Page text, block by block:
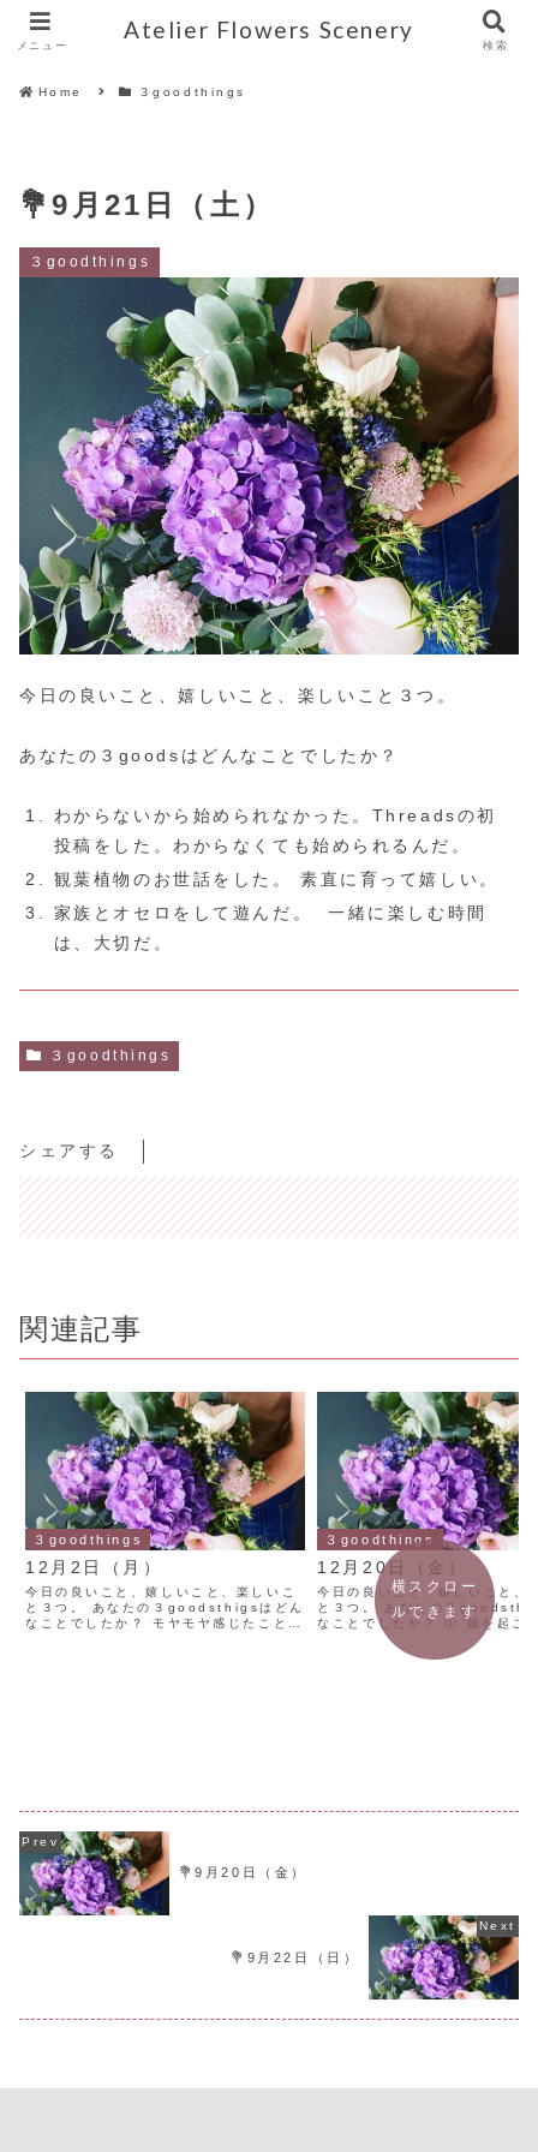
Home ３goodthings
💐9月21日（土）
３goodthings
今日の良いこと、嬉しいこと、楽しいこと３つ。
あなたの３goodsはどんなことでしたか？
わからないから始められなかった。Threadsの初
投稿をした。わからなくても始められるんだ。
観葉植物のお世話をした。 素直に育って嬉しい。
家族とオセロをして遊んだ。 一緒に楽しむ時間
は、大切だ。
３goodthings
シェアする
関連記事
３goodthings
12月2日（月）
今日の良いこと、嬉しいこと、楽しいこ
と３つ。 あなたの３goodsthigsはどん
なことでしたか？ モヤモヤ感じたことを
３goodthings
12月20日（金）
今日の良いこと、嬉しいこと、
と３つ。 あなたの３
なことでしたか？ ① 娘を起こ
ら、二度寝する。お布団の中が
良い。幸せ。 ーー寒い朝は、
横スクロー
ルできます
💐9月20日（金）
💐9月22日（日）
メニュー
Atelier Flowers Scenery
検索